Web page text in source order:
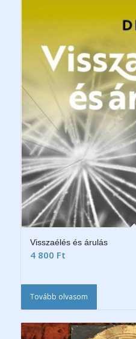
Visszaélés és árulás
4 800 Ft
Tovább olvasom